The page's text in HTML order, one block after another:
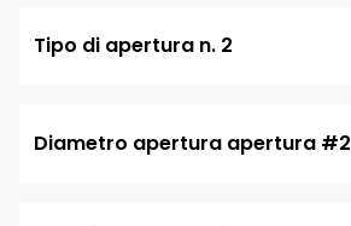
Tipo di apertura n. 2
Diametro apertura apertura #2